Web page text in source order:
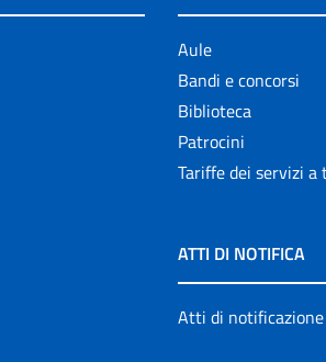
Aule
Bandi e concorsi
Biblioteca
Patrocini
Tariffe dei servizi a
ATTI DI NOTIFICA
Atti di